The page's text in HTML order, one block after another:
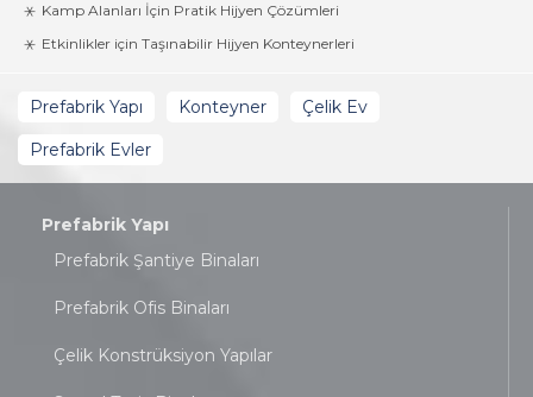
Kamp Alanları İçin Pratik Hijyen Çözümleri
Etkinlikler için Taşınabilir Hijyen Konteynerleri
Prefabrik Yapı Konteyner
Çelik Ev
Prefabrik Evler
Prefabrik Yapı
Prefabrik Şantiye Binaları
Prefabrik Ofis Binaları
Çelik Konstrüksiyon Yapılar